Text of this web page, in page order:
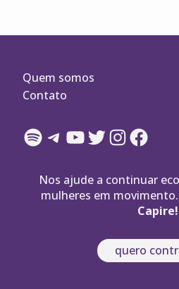
Quem somos
Contato
Spotify
Telegram
YouTube
Twitter
Instagram
Nos ajude a continuar
mulheres em movimento.
Capire!
quero